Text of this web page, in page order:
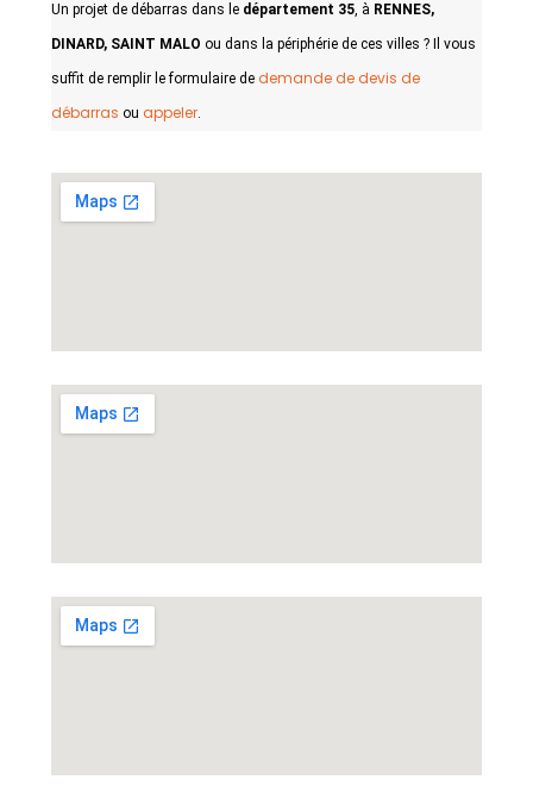
Un projet de débarras dans le département 35, à RENNES,
DINARD, SAINT MALO ou dans la périphérie de ces villes ? Il vous
suffit de remplir le formulaire de demande de devis de
débarras ou appeler.